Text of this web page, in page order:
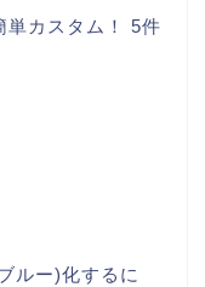
カスタム！ 5件
ルー)化するに